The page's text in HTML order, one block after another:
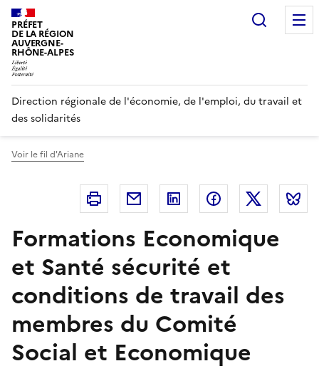
Panneau de gestion des cookies
PRÉFET
DE LA RÉGION
AUVERGNE-
RHÔNE-ALPES
Direction régionale de l'économie, de l'emploi, du travail et
des solidarités
Voir le fil d'Ariane
Imprimer Courriel Linkedin FacebookTwitter
Formations Economique
et Santé sécurité et
conditions de travail des
membres du Comité
Social et Economique